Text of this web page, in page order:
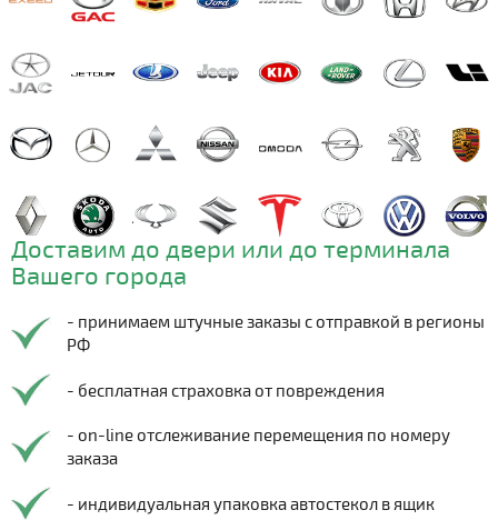
Доставим до двери или до терминала
Вашего города
- принимаем штучные заказы с отправкой в регионы
РФ
- бесплатная страховка от повреждения
- on-line отслеживание перемещения по номеру
заказа
- индивидуальная упаковка автостекол в ящик